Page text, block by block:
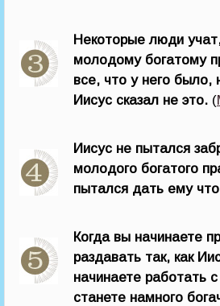
Некоторые люди
молодому богатому
все, что у него
Иисус сказал не это. (
Иисус не пытался
молодого богатого
пытался дать ему
Когда вы начинаете
раздавать так, как
начинаете работать
станете намного